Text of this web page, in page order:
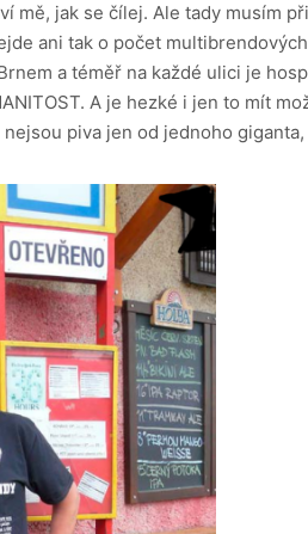
mě, jak se čílej. Ale tady musím
ani tak o počet
a téměř na každé ulici je
A je hezké i jen to mít
piva jen od jednoho